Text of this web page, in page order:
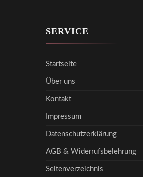
SERVICE
Startseite
Über uns
Kontakt
Impressum
Datenschutzerklärung
AGB & Widerrufsbelehrung
Seitenverzeichnis